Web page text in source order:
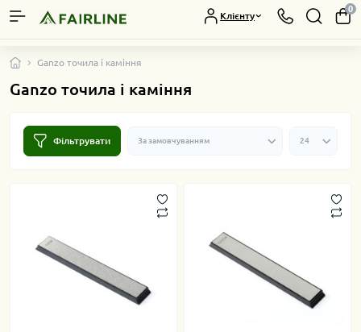
Клієнту
0
Ganzo точила і каміння
Ganzo точила і каміння
Фільтрувати